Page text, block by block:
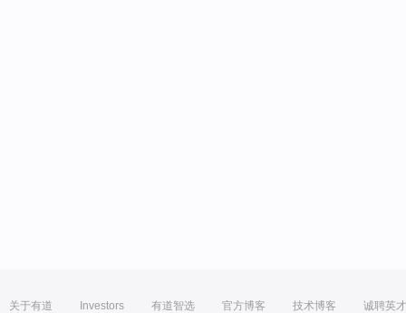
关于有道 Investors 有道智选 官方博客 技术博客 诚聘英才